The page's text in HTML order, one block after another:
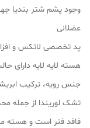
وجود پشم شتر بندیا
عضلانی
پد تخصصی لاتکس و
هسته لایه لایه دارای
جنس رویه، ترکیب
تشک لوریندا از جمله
فاقد فنر است و هسته